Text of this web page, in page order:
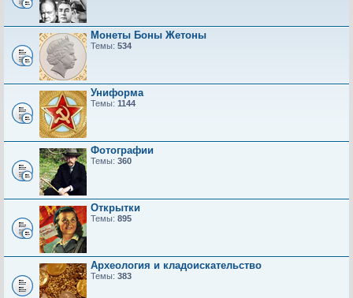
Монеты Боны Жетоны
Темы: 534
Униформа
Темы: 1144
Фотографии
Темы: 360
Открытки
Темы: 895
Археология и кладоискательство
Темы: 383